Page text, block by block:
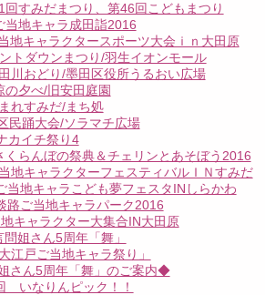
すみだまつり、第46回こどもまつり
地キャラ成田詣2016
地キャラクタースポーツ大会ｉｎ大田原
トダウンまつり/羽生イオンモール
川おどり/墨田区役所うるおい広場
夕べ/旧安田庭園
れすみだ/まち処
民踊大会/ソラマチ広場
イチ祭り4
らんぼの祭典＆チェリンとあそぼう2016
地キャラクターフェスティバルＩＮすみだ
地キャラこども夢フェスタINしらかわ
ご当地キャラパーク2016
キャラクター大集合IN大田原
姐さん5周年「舞」
江戸ご当地キャラ祭り」
さん5周年「舞」のご案内◆
いなりんピック！！